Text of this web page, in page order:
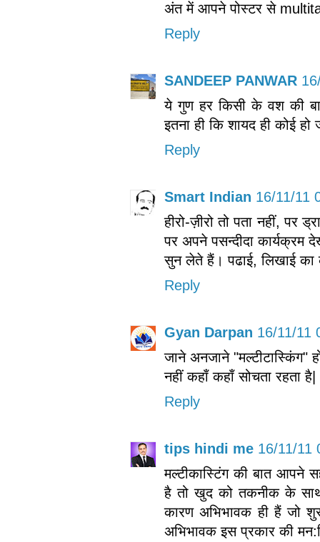
अंत में आपने पोस्टर से
Reply
SANDEEP PANWAR
ये गुण हर किसी के वश की
इतना ही कि शायद ही कोई हो
Reply
Smart Indian 16/11/11
हीरो-ज़ीरो तो पता नहीं,
पर अपने पसन्दीदा कार्यक्रम
सुन लेते हैं। पढाई, लिखाई का
Reply
Gyan Darpan 16/11/11
जाने अनजाने "मल्टीटास्किंग"
नहीं कहाँ कहाँ सोचता रहता है|
Reply
tips hindi me 16/11/11
मल्टीकास्टिंग की बात आपने
है तो खुद को तकनीक के साथ
कारण अभिभावक ही हैं जो
अभिभावक इस प्रकार की